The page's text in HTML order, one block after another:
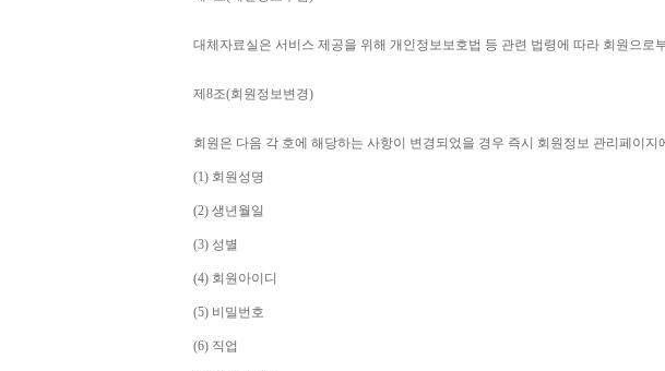
대체자료실은 서비스 제공을 위해 개인정보보호법 등 관련 법령에 따라 회원으로
제 8조(회원정보변경)
회원은 다음 각 호에 해당하는 사항이 변경되었을 경우 즉시 회원정보 관리페이지
(1) 회원성명
(2) 생년월일
(3) 성별
(4) 회원아이디
(5) 비밀번호
(6) 직업